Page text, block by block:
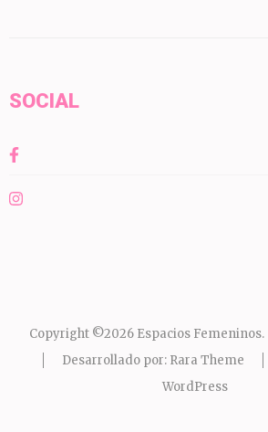
SOCIAL
Copyright ©2026 Espacios Femeninos.
Desarrollado por: Rara Theme
WordPress